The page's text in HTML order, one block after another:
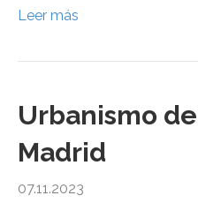
Leer más
Urbanismo
Madrid
07.11.2023